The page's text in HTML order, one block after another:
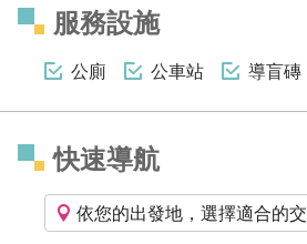
服務設施
公廁 公車站 導盲磚
快速導航
依您的出發地，選擇適合的